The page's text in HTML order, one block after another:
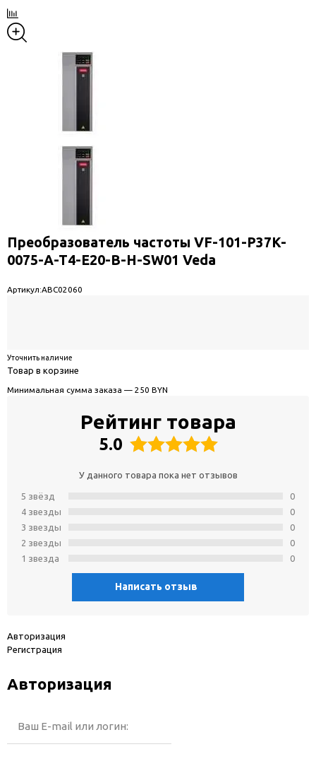
Преобразователь частоты VF-101-P37K-
0075-A-T4-E20-B-H-SW01 Veda
Артикул:ABC02060
Уточнить наличие
Товар в корзине
Минимальная сумма заказа — 250 BYN
Рейтинг товара
5.0
У данного товара пока нет отзывов
5 звёзд
4 звeзды
3 звeзды
2 звeзды
1 звeзда
0
0
0
0
0
Написать отзыв
Авторизация
Регистрация
Авторизация
Ваш E-mail или логин: